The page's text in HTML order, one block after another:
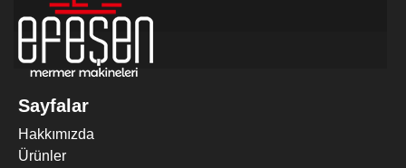
2 KAFALI EBATLAMA MAKINESI
(Trimming)
Sayfalar
Hakkımızda
Ürünler